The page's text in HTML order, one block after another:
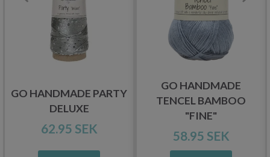
GO HANDMADE PARTY
DELUXE
62.95 SEK
GO HANDMADE
TENCEL BAMBOO
"FINE"
58.95 SEK